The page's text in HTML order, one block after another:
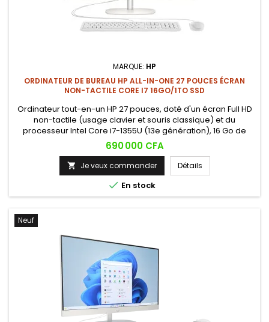
MARQUE: HP
ORDINATEUR DE BUREAU HP ALL-IN-ONE 27 POUCES ÉCRAN
NON-TACTILE CORE I7 16GO/1TO SSD
Ordinateur tout-en-un HP 27 pouces, doté d'un écran Full HD
non-tactile (usage clavier et souris classique) et du
processeur Intel Core i7-1355U (13e génération), 16 Go de
RAM et 1 To de stockage SSD. Un poste puissant et élégant,
idéal pour la productivité et le multitâche exigeant.
Prix
690 000 CFA
 Je veux commander Détails
 En stock
Neuf